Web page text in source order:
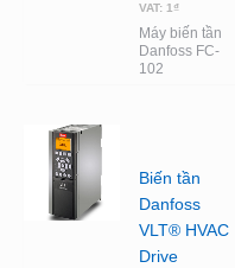
VAT: 1₫
Máy biến tần
Danfoss FC-
102
Biến tần
Danfoss
VLT® HVAC
Drive